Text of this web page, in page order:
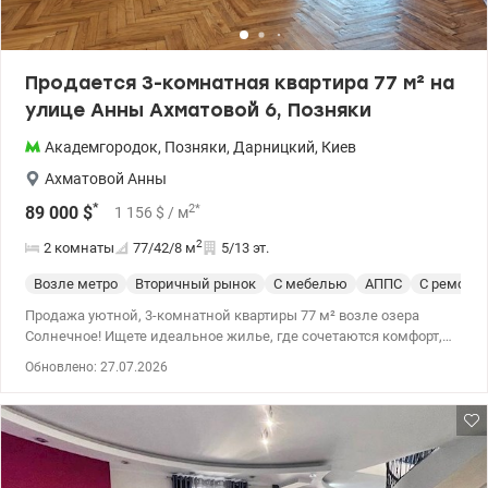
Продается 3-комнатная квартира 77 м² на
улице Анны Ахматовой 6, Позняки
Академгородок, Позняки, Дарницкий, Киев
Ахматовой Анны
89 000 $* 1 156 $ / м2*
2 комнаты 77/42/8 м2 5/13 эт.
Возле метро Вторичный рынок С мебелью АППС
С
Продажа уютной, 3-комнатной квартиры 77 м² возле озера
Солнечное! Ищете идеальное жилье, где сочетаются комфорт,
О квартире: ​ Площадь: 77 /42.1/8.2м². Светлая, просторная и
большой застекленный балкон, который оборудован как
полноценная обеденная зона (столовая). Две отдельные
комнаты 12 и 18 м2. Просторная гостиная 31,2 м² с остекленной
лоджией. Раздельный санузел. ​На полу классический дубовый
Обновлено: 27.07.2026